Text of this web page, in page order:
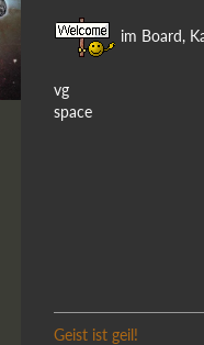
im Board,
vg
space
Geist ist geil!